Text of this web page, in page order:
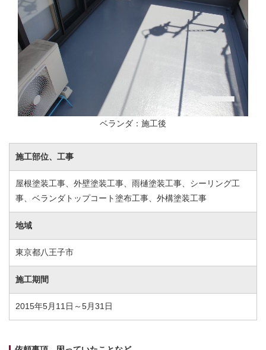
ベランダ：施工後
施工部位、工事
屋根塗装工事、外壁塗装工事、雨樋塗装工事、シーリング工
事、ベランダトップコート塗布工事、外構塗装工事
地域
東京都八王子市
施工期間
2015年5月11日～5月31日